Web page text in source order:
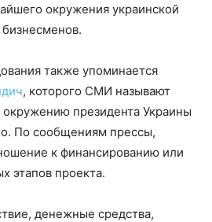
окружения украинской
также упоминается
, которого СМИ называют
президента Украины
По сообщениям прессы,
к финансированию или
этапов проекта.
денежные средства,